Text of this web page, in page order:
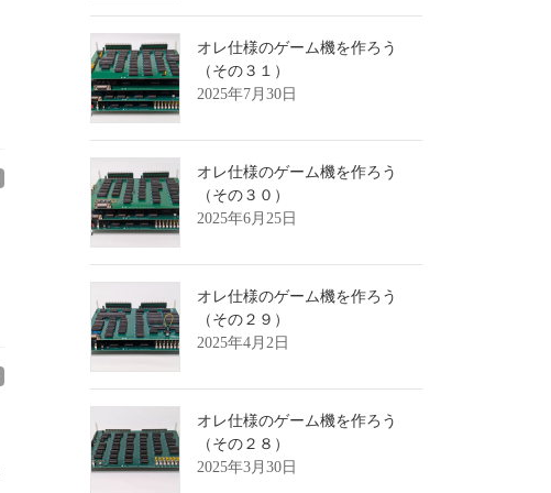
オレ仕様のゲーム機を作ろう
（その３１）
2025年7月30日
オレ仕様のゲーム機を作ろう
（その３０）
2025年6月25日
オレ仕様のゲーム機を作ろう
（その２９）
2025年4月2日
オレ仕様のゲーム機を作ろう
（その２８）
2025年3月30日